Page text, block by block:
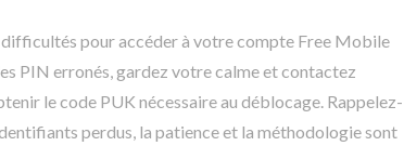
difficultés pour accéder à votre compte Free Mobile
PIN erronés, gardez votre calme et contactez
le code PUK nécessaire au déblocage. Rappelez-
perdus, la patience et la méthodologie sont